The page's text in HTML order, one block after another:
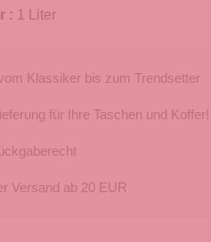
: 1 Liter
Klassiker bis zum Trendsetter
für Ihre Taschen und Koffer!
Versand ab 20 EUR